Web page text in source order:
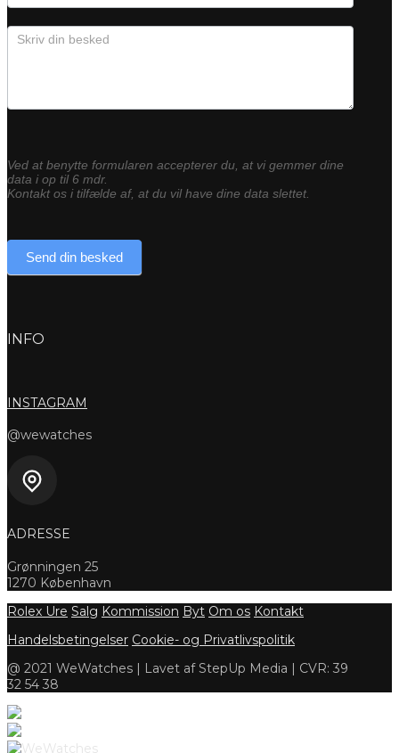
Ved at benytte formularen accepterer du, at vi gemmer dine
data i op til 6 mdr.
Kontakt os i tilfælde af, at du vil have dine data slettet.
Send din besked
INFO
INSTAGRAM
@wewatches
ADRESSE
Grønningen 25
1270 København
Rolex Ure Salg Kommission Byt Om os Kontakt
Handelsbetingelser Cookie- og Privatlivspolitik
@ 2021 WeWatches | Lavet af StepUp Media | CVR: 39
32 54 38